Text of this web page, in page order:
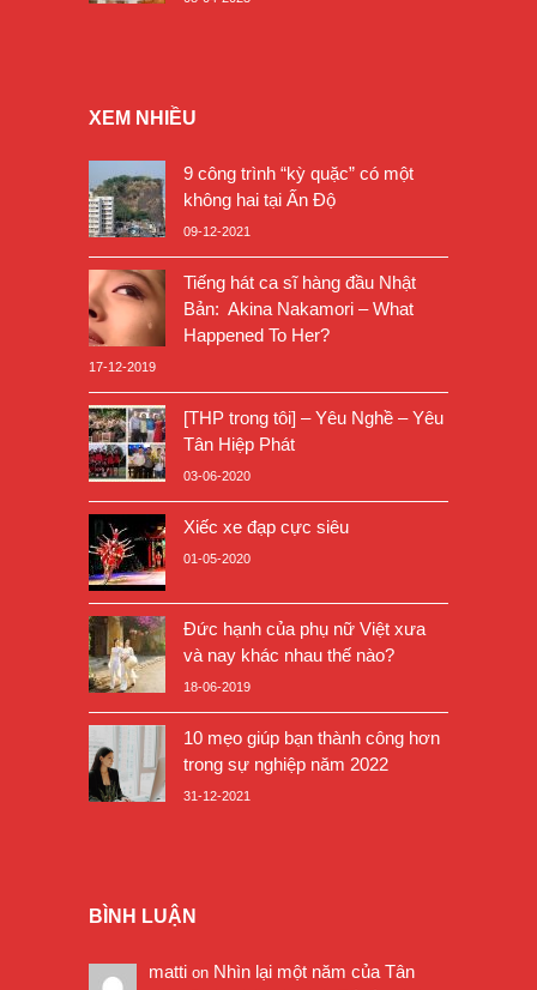
XEM NHIỀU
9 công trình “kỳ quặc” có một
không hai tại Ấn Độ
09-12-2021
Tiếng hát ca sĩ hàng đầu Nhật
Bản: Akina Nakamori – What
Happened To Her?
17-12-2019
[THP trong tôi] – Yêu Nghề – Yêu
Tân Hiệp Phát
03-06-2020
Xiếc xe đạp cực siêu
01-05-2020
Đức hạnh của phụ nữ Việt xưa
và nay khác nhau thế nào?
18-06-2019
10 mẹo giúp bạn thành công hơn
trong sự nghiệp năm 2022
31-12-2021
BÌNH LUẬN
matti on Nhìn lại một năm của Tân